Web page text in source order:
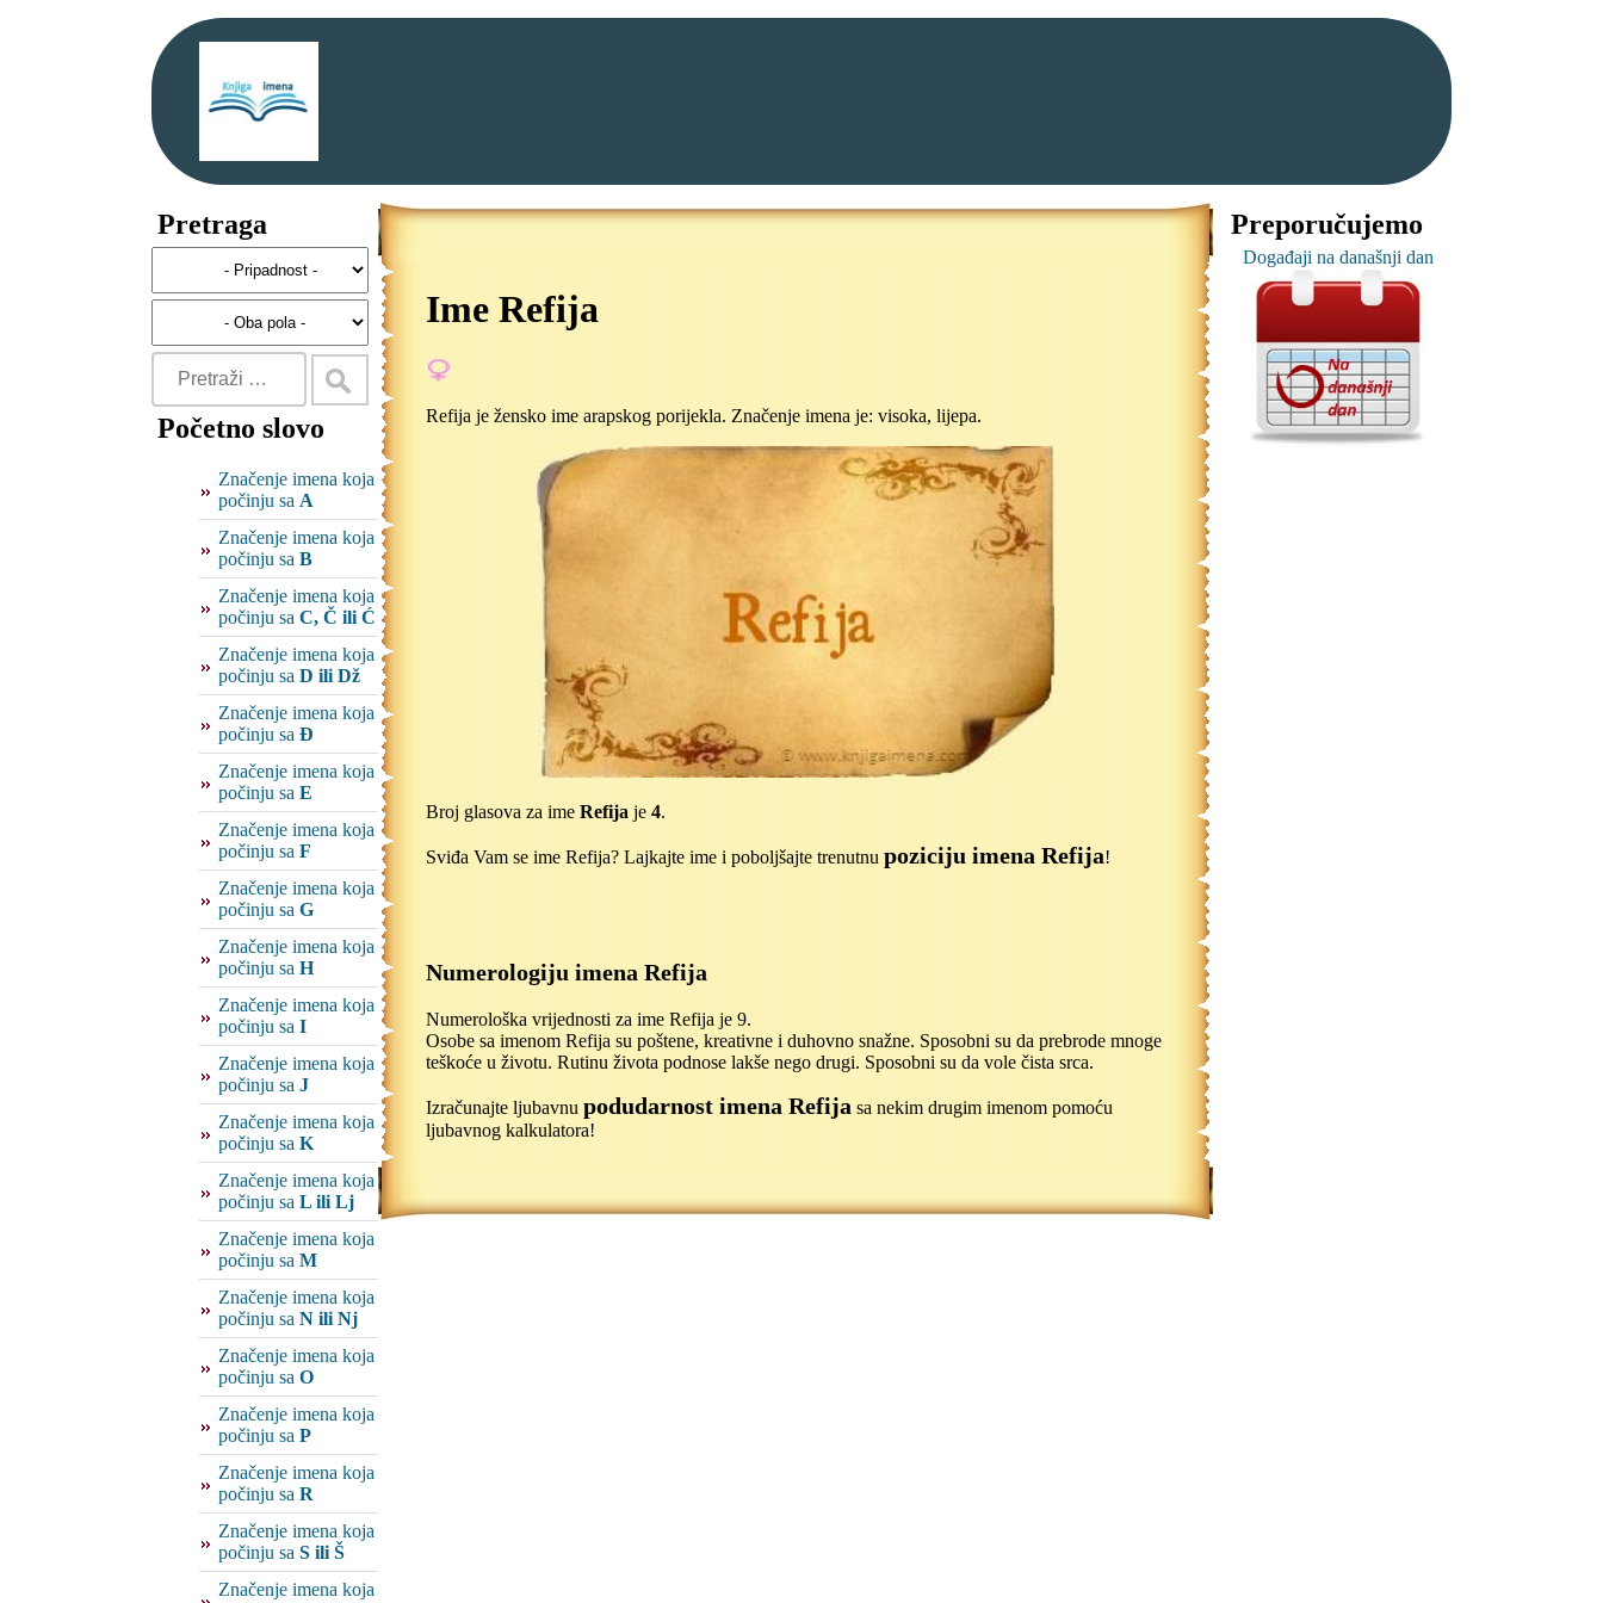
Pretraga
Početno slovo
Značenje imena koja
počinju sa A
Značenje imena koja
počinju sa B
Značenje imena koja
počinju sa C, Č ili Ć
Značenje imena koja
počinju sa D ili Dž
Značenje imena koja
počinju sa Đ
Značenje imena koja
počinju sa E
Značenje imena koja
počinju sa F
Značenje imena koja
počinju sa G
Značenje imena koja
počinju sa H
Značenje imena koja
počinju sa I
Značenje imena koja
počinju sa J
Značenje imena koja
počinju sa K
Značenje imena koja
počinju sa L ili Lj
Značenje imena koja
počinju sa M
Značenje imena koja
počinju sa N ili Nj
Značenje imena koja
počinju sa O
Značenje imena koja
počinju sa P
Značenje imena koja
počinju sa R
Značenje imena koja
počinju sa S ili Š
Značenje imena koja
Ime Refija
Refija je žensko ime arapskog porijekla. Značenje imena je: visoka, lijepa.
Broj glasova za ime Refija je 4.
Sviđa Vam se ime Refija? Lajkajte ime i poboljšajte trenutnu poziciju imena Refija!
Numerologiju imena Refija
Numerološka vrijednosti za ime Refija je 9.
Osobe sa imenom Refija su poštene, kreativne i duhovno snažne. Sposobni su da prebrode mnoge
teškoće u životu. Rutinu života podnose lakše nego drugi. Sposobni su da vole čista srca.
Izračunajte ljubavnu podudarnost imena Refija sa nekim drugim imenom pomoću
ljubavnog kalkulatora!
Preporučujemo
Događaji na današnji dan